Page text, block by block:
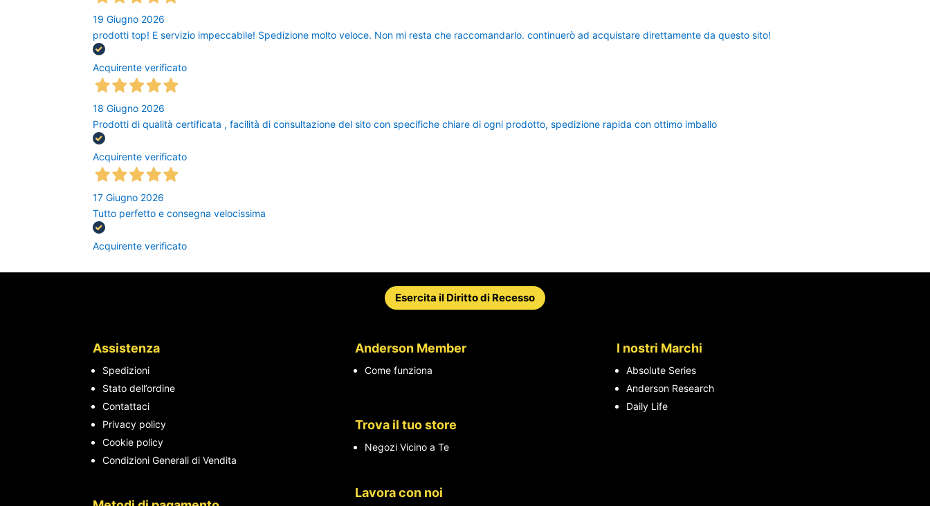
19 Giugno 2026
prodotti top! E servizio impeccabile! Spedizione molto veloce. Non mi resta che raccomandarlo. continuerò ad acquistare direttamente da questo sito!
Acquirente verificato
18 Giugno 2026
Prodotti di qualità certificata , facilità di consultazione del sito con specifiche chiare di ogni prodotto, spedizione rapida con ottimo imballo
Acquirente verificato
17 Giugno 2026
Tutto perfetto e consegna velocissima
Acquirente verificato
Esercita il Diritto di Recesso
Assistenza
Spedizioni
Stato dell’ordine
Contattaci
Privacy policy
Cookie policy
Condizioni Generali di Vendita
Anderson Member
Come funziona
Trova il tuo store
Negozi Vicino a Te
Lavora con noi
I nostri Marchi
Absolute Series
Anderson Research
Daily Life